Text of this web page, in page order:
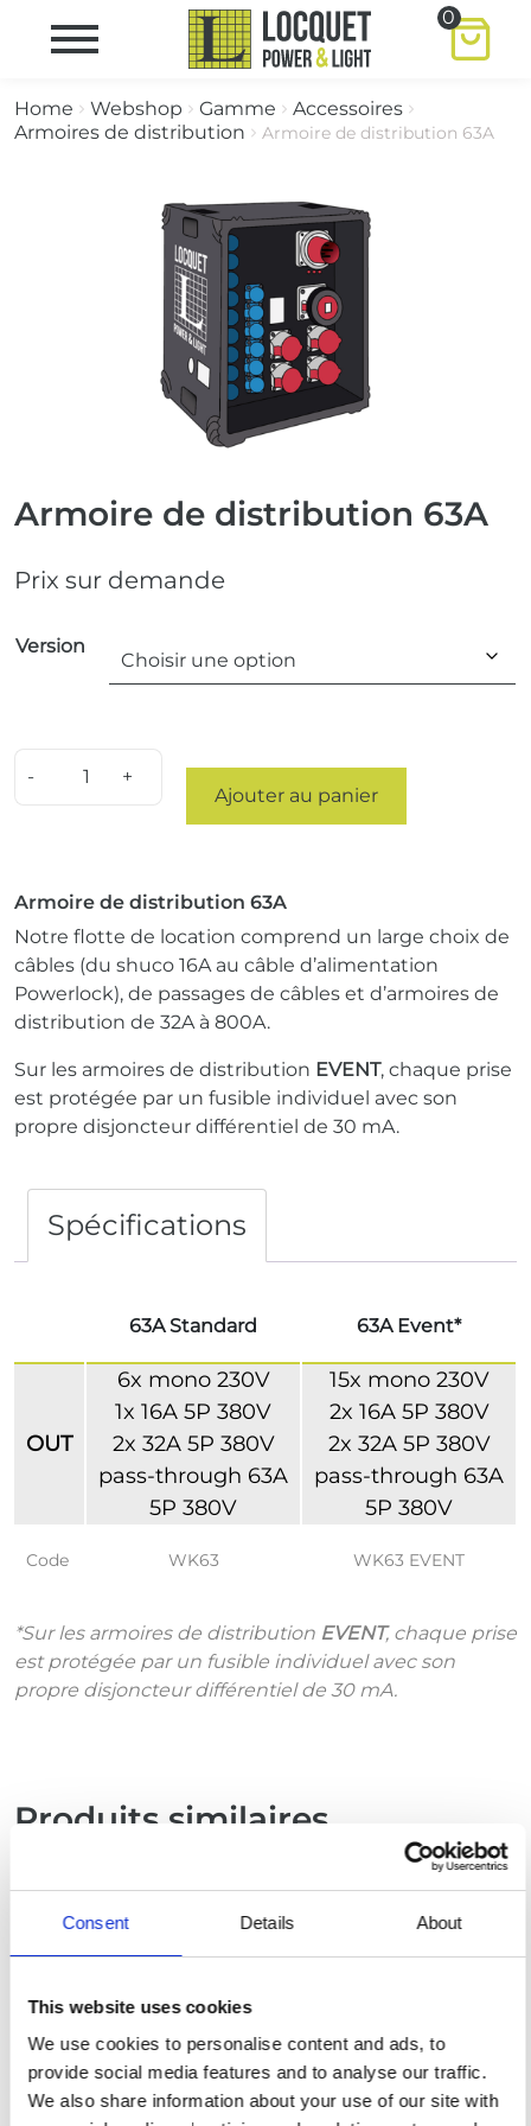
Consent Details About
This website uses cookies
We use cookies to personalise content and ads, to
provide social media features and to analyse our traffic.
We also share information about your use of our site with
0
Home Webshop Gamme
Accessoires
Armoires de distribution
Armoire de distribution 63A
Armoire de distribution 63A
Prix ​​sur demande
Version
Ajouter au panier
Armoire de distribution 63A
Notre flotte de location comprend un large choix de
câbles (du shuco 16A au câble d’alimentation
Powerlock), de passages de câbles et d’armoires de
distribution de 32A à 800A.
Sur les armoires de distribution EVENT, chaque prise
est protégée par un fusible individuel avec son
propre disjoncteur différentiel de 30 mA.
Spécifications
63A Standard 63A Event*
OUT
6x mono 230V
1x 16A 5P 380V
2x 32A 5P 380V
pass-through 63A
5P 380V
15x mono 230V
2x 16A 5P 380V
2x 32A 5P 380V
pass-through 63A
5P 380V
Code WK63 WK63 EVENT
*Sur les armoires de distribution EVENT, chaque prise
est protégée par un fusible individuel avec son
propre disjoncteur différentiel de 30 mA.
Produits similaires